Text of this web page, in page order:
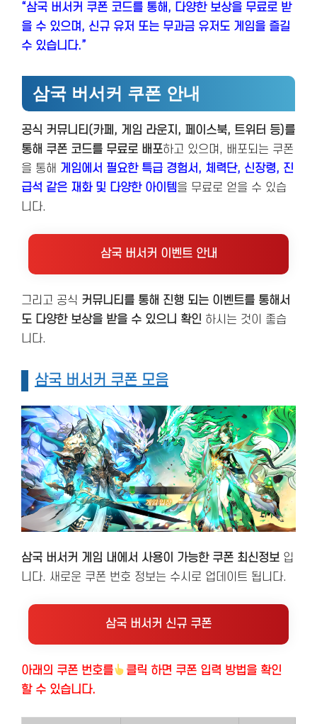
“삼국 버서커 쿠폰 코드를 통해, 다양한 보상을 무료로 받
을 수 있으며, 신규 유저 또는 무과금 유저도 게임을 즐길
수 있습니다.”
삼국 버서커 쿠폰 안내
공식 커뮤니티(카페, 게임 라운지, 페이스북, 트위터 등)를
통해 쿠폰 코드를 무료로 배포하고 있으며, 배포되는 쿠폰
을 통해 게임에서 필요한 특급 경험서, 체력단, 신장령, 진
급석 같은 재화 및 다양한 아이템을 무료로 얻을 수 있습
니다.
삼국 버서커 이벤트 안내
그리고 공식 커뮤니티를 통해 진행 되는 이벤트를 통해서
도 다양한 보상을 받을 수 있으니 확인 하시는 것이 좋습
니다.
삼국 버서커 쿠폰 모음
삼국 버서커 게임 내에서 사용이 가능한 쿠폰 최신정보 입
니다. 새로운 쿠폰 번호 정보는 수시로 업데이트 됩니다.
삼국 버서커 신규 쿠폰
아래의 쿠폰 번호를
클릭 하면 쿠폰 입력 방법을 확인
할 수 있습니다.